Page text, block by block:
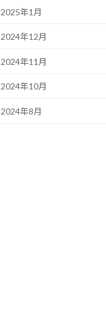
2025年1月
2024年12月
2024年11月
2024年10月
2024年8月